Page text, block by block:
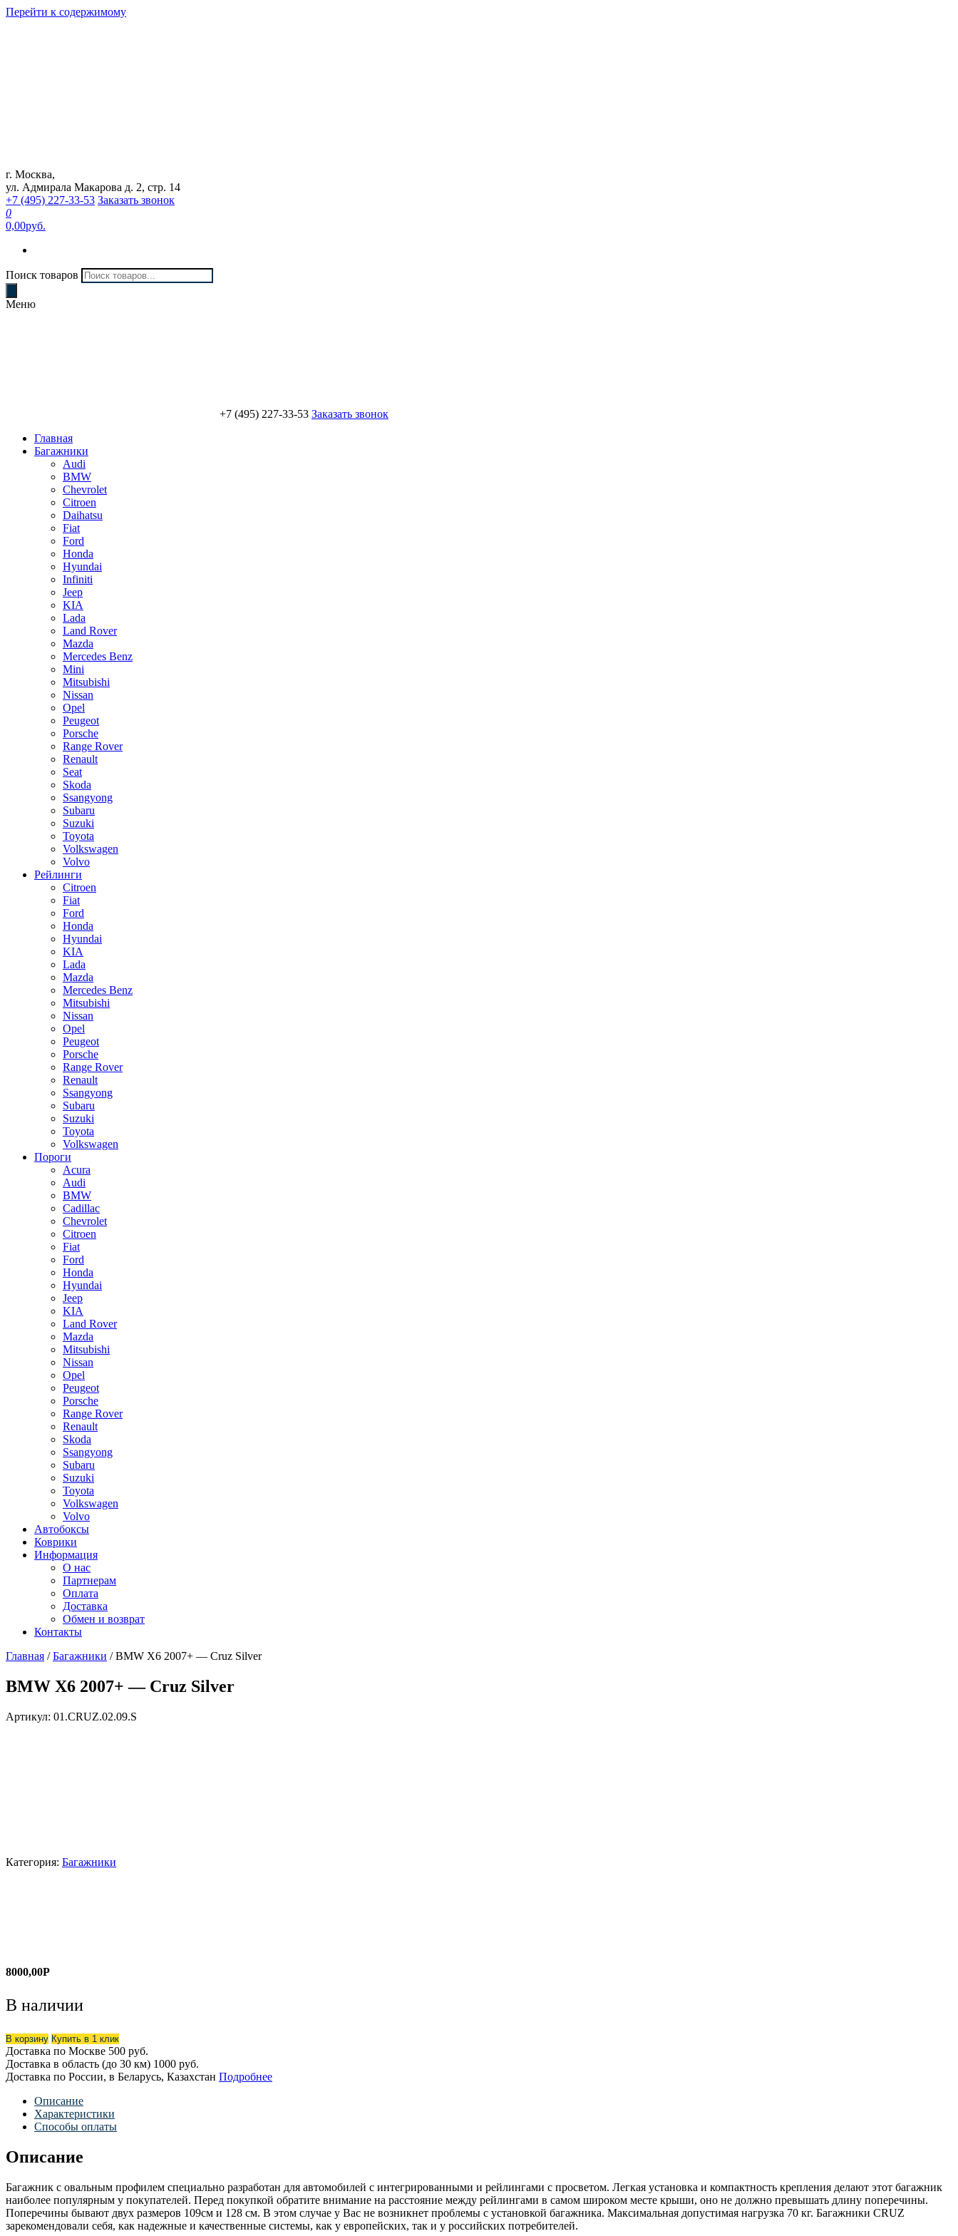
Перейти к содержимому
Интернет магазин "Can Auto"
г. Москва,
ул. Адмирала Макарова д. 2, стр. 14
+7 (495) 227-33-53 Заказать звонок
0
0,00руб.
Поиск товаров
Меню
+7 (495) 227-33-53 Заказать звонок
Главная
Багажники
Audi
BMW
Chevrolet
Citroen
Daihatsu
Fiat
Ford
Honda
Hyundai
Infiniti
Jeep
KIA
Lada
Land Rover
Mazda
Mercedes Benz
Mini
Mitsubishi
Nissan
Opel
Peugeot
Porsche
Range Rover
Renault
Seat
Skoda
Ssangyong
Subaru
Suzuki
Toyota
Volkswagen
Volvo
Рейлинги
Citroen
Fiat
Ford
Honda
Hyundai
KIA
Lada
Mazda
Mercedes Benz
Mitsubishi
Nissan
Opel
Peugeot
Porsche
Range Rover
Renault
Ssangyong
Subaru
Suzuki
Toyota
Volkswagen
Пороги
Acura
Audi
BMW
Cadillac
Chevrolet
Citroen
Fiat
Ford
Honda
Hyundai
Jeep
KIA
Land Rover
Mazda
Mitsubishi
Nissan
Opel
Peugeot
Porsche
Range Rover
Renault
Skoda
Ssangyong
Subaru
Suzuki
Toyota
Volkswagen
Volvo
Автобоксы
Коврики
Информация
О нас
Партнерам
Оплата
Доставка
Обмен и возврат
Контакты
Главная /Багажники / BMW X6 2007+ — Cruz Silver
BMW X6 2007+ — Cruz Silver
Артикул: 01.CRUZ.02.09.S
Категория: Багажники
8000,00Р
В наличии
В корзину Купить в 1 клик
Доставка по Москве 500 руб.
Доставка в область (до 30 км) 1000 руб.
Доставка по России, в Беларусь, Казахстан Подробнее
Описание
Характеристики
Способы оплаты
Описание
Багажник с овальным профилем специально разработан для автомобилей с интегрированными и рейлингами с просветом. Легкая установка и компактность крепления делают этот багажник
наиболее популярным у покупателей. Перед покупкой обратите внимание на расстояние между рейлингами в самом широком месте крыши, оно не должно превышать длину поперечины.
Поперечины бывают двух размеров 109см и 128 см. В этом случае у Вас не возникнет проблемы с установкой багажника. Максимальная допустимая нагрузка 70 кг. Багажники CRUZ
зарекомендовали себя, как надежные и качественные системы, как у европейских, так и у российских потребителей.